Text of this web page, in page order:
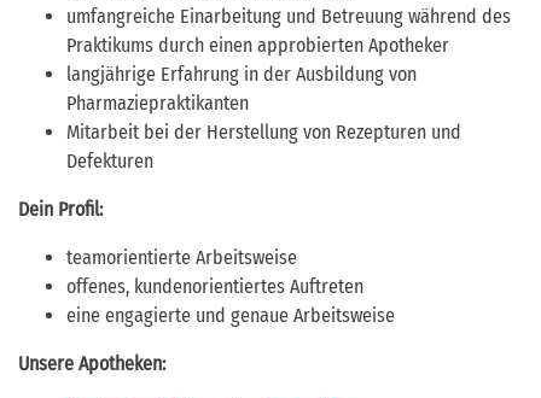
umfangreiche Einarbeitung und Betreuung während des
Praktikums durch einen approbierten Apotheker
langjährige Erfahrung in der Ausbildung von
Pharmaziepraktikanten
Mitarbeit bei der Herstellung von Rezepturen und
Defekturen
Dein Profil:
teamorientierte Arbeitsweise
offenes, kundenorientiertes Auftreten
eine engagierte und genaue Arbeitsweise
Unsere Apotheken: